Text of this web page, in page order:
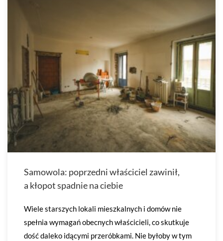
Samowola: poprzedni właściciel zawinił,
a kłopot spadnie na ciebie
Wiele starszych lokali mieszkalnych i domów nie
spełnia wymagań obecnych właścicieli, co skutkuje
dość daleko idącymi przeróbkami. Nie byłoby w tym